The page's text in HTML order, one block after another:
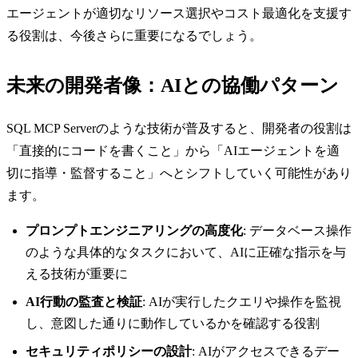
エージェントが適切なリソース選択やコスト最適化を支援す
る役割は、今後さらに重要になるでしょう。
未来の開発者像：AIとの協働パターン
SQL MCP Serverのような技術が普及すると、開発者の役割は
「直接的にコードを書くこと」から「AIエージェントを適
切に指導・監督すること」へとシフトしていく可能性があり
ます。
プロンプトエンジニアリングの高度化: データベース操作
のような具体的なタスクにおいて、AIに正確な指示を与
える技術が重要に
AI行動の監査と検証: AIが実行したクエリや操作を監視
し、意図した通りに動作しているかを確認する役割
セキュリティポリシーの設計: AIがアクセスできるデー